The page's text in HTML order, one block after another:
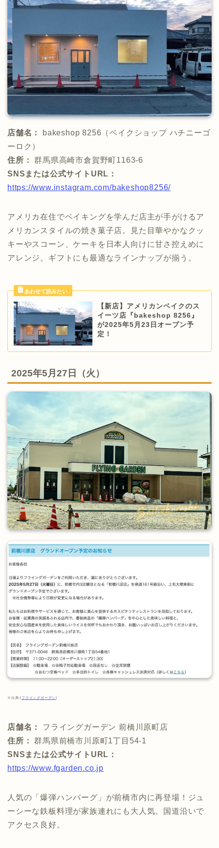
店舗名：
bakeshop 8256（ベイクショップ ハチニーゴ
ーロク）
住所：
群馬県高崎市倉賀野町1163-6
SNSまたは公式サイトURL：
https://www.instagram.com/bakeshop8256/
アメリカ在住でベイキングを学んだ店主が手がけるア
メリカンスタイルの焼き菓子店。見た目華やかなクッ
キーやスコーン、ケーキを日本人向けに甘さ控えめに
アレンジ。ギフトにも最適なラインナップが揃う。
【新店】アメリカンベイクのス
イーツ店『bakeshop 8256』
が2025年5月23日オープン予
定！
2025年5月27日（火）
※出典:[フライングガーデン]
店舗名：
フライングガーデン 前橋川原町店
住所：
群馬県前橋市川原町1丁目54-1
SNSまたは公式サイトURL：
https://www.fgarden.co.jp
人気の「爆弾ハンバーグ」が前橋市内に再登場！ジュ
ーシーな鉄板料理が家族連れにも大人気。国道沿いで
アクセス良好。